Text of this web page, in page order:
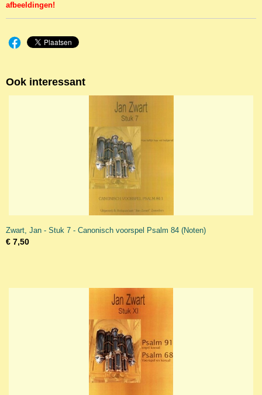
afbeeldingen!
Ook interessant
Zwart, Jan - Stuk 7 - Canonisch voorspel Psalm 84 (Noten)
€ 7,50